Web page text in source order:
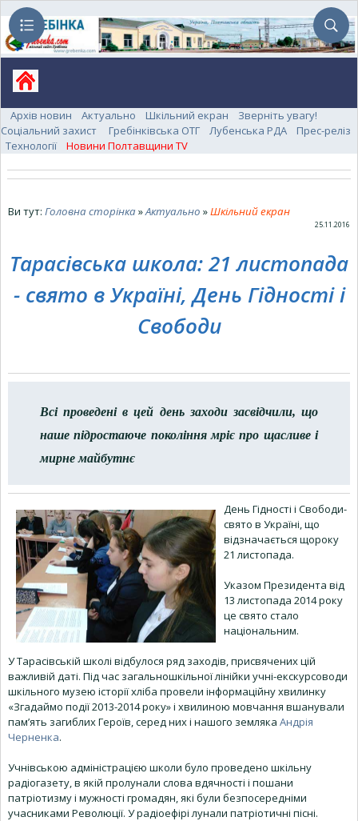
Архів новин Актуально Шкільний екран
Зверніть увагу!
Соціальний захист
Гребінківська ОТГ Лубенська РДА
Прес-реліз
Технології
Новини Полтавщини TV
Ви тут: Головна сторінка»Актуально »Шкільний екран
25.11.2016
Тарасівська школа: 21 листопада
- свято в Україні, День Гідності і
Свободи
Всі проведені в цей день заходи засвідчили, що
наше підростаюче покоління мріє про щасливе і
мирне майбутнє
День Гідності і Свободи-
свято в Україні, що
відзначається щороку
21 листопада.
Указом Президента від
13 листопада 2014 року
це свято стало
національним.
У Тарасівській школі відбулося ряд заходів, присвячених цій
важливій даті. Під час загальношкільної лінійки учні-екскурсоводи
шкільного музею історії хліба провели інформаційну хвилинку
«Згадаймо події 2013-2014 року» і хвилиною мовчання вшанували
пам’ять загиблих Героїв, серед них і нашого земляка Андрія
Черненка.
Учнівською адміністрацією школи було проведено шкільну
радіогазету, в якій пролунали слова вдячності і пошани
патріотизму і мужності громадян, які були безпосередніми
учасниками Революції. У радіоефірі лунали патріотичні пісні.